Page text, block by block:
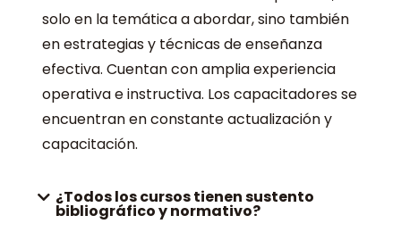
solo en la temática a abordar, sino también
en estrategias y técnicas de enseñanza
efectiva. Cuentan con amplia experiencia
operativa e instructiva. Los capacitadores se
encuentran en constante actualización y
capacitación.
¿Todos los cursos tienen sustento
bibliográfico y normativo?